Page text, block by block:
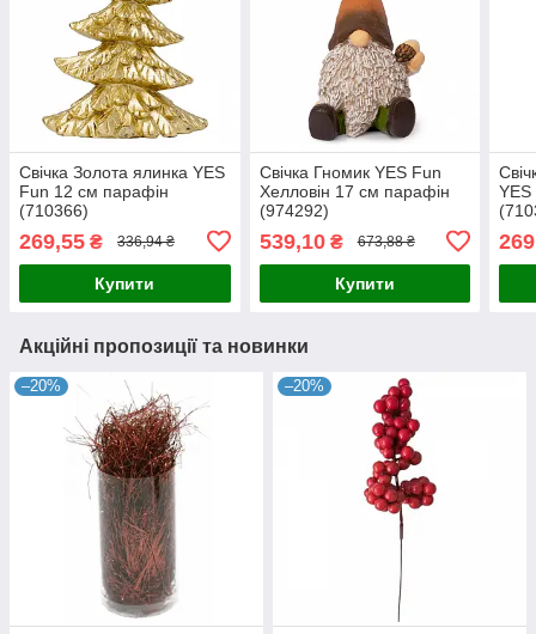
Свічка Золота ялинка YES
Fun 12 см парафін
(710366)
269,55 ₴ 336,94 ₴
Купити
Свічка Гномик YES Fun
Хелловін 17 см парафін
(974292)
539,10₴ 673,88 ₴
Купити
Акційні пропозиції та новинки
–20% –20%